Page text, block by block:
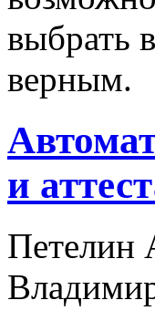
выбрать
верным.
и
Петелин